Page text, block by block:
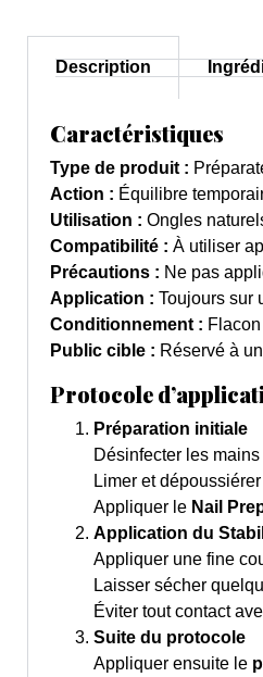
Description
Caractéristiques
Type de produit :
Action : Équilibre
Utilisation : Ongles
Compatibilité : À utiliser
Précautions : Ne pas
Application : Toujours sur
Conditionnement :
Public cible : Réservé à
Protocole
Préparation initiale
Désinfecter les
Limer et
Appliquer le Nail
Application du
Appliquer une fine
Laisser sécher
Éviter tout contact
Suite du protocole
Appliquer ensuite le